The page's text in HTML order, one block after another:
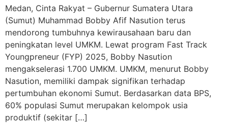
Medan, Cinta Rakyat – Gubernur Sumatera Utara
(Sumut) Muhammad Bobby Afif Nasution terus
mendorong tumbuhnya kewirausahaan baru dan
peningkatan level UMKM. Lewat program Fast Track
Youngpreneur (FYP) 2025, Bobby Nasution
mengakselerasi 1.700 UMKM. UMKM, menurut Bobby
Nasution, memiliki dampak signifikan terhadap
pertumbuhan ekonomi Sumut. Berdasarkan data BPS,
60% populasi Sumut merupakan kelompok usia
produktif (sekitar […]